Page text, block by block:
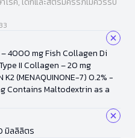
4000 mg Fish Collagen Di
II Collagen – 20 mg
(MENAQUINONE-7) 0.2% -
Contains Maltodextrin as a
มิลลิลิตร